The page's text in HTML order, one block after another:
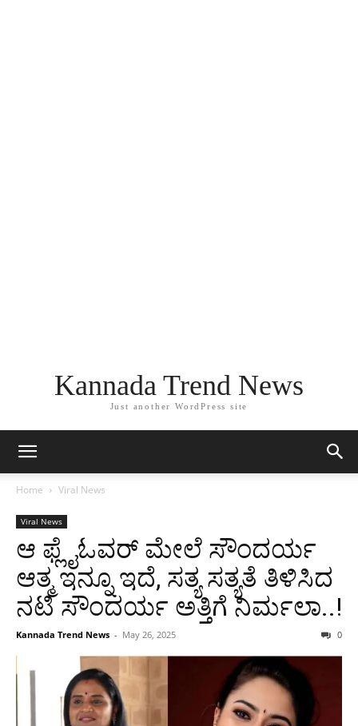
Kannada Trend News
Just another WordPress site
Home Viral News
Viral News
ಆ ಫ್ಲೈಓವರ್ ಮೇಲೆ ಸೌಂದರ್ಯ
ಆತ್ಮ ಇನ್ನೂ ಇದೆ, ಸತ್ಯ ಸತ್ಯತೆ ತಿಳಿಸಿದ
ನಟಿ ಸೌಂದರ್ಯ ಅತ್ತಿಗೆ ನಿರ್ಮಲಾ..!
Kannada Trend News - May 26, 2025 0